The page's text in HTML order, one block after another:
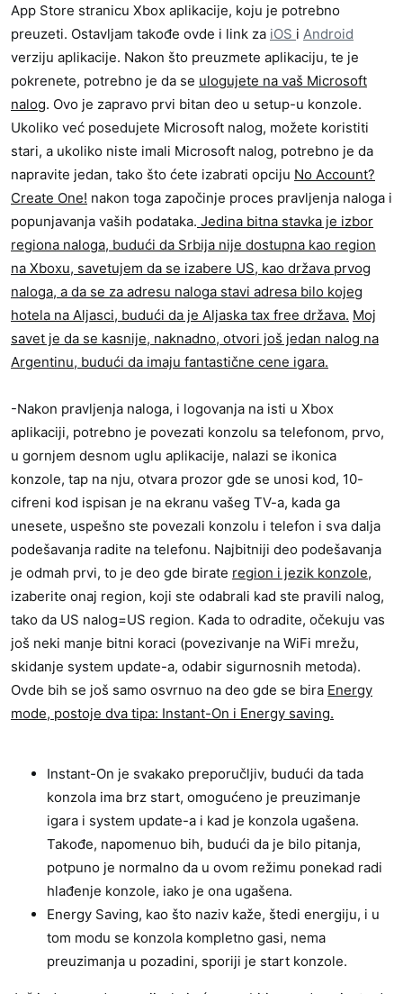
App Store stranicu Xbox aplikacije, koju je potrebno
preuzeti. Ostavljam takođe ovde i link za iOS i Android
verziju aplikacije. Nakon što preuzmete aplikaciju, te je
pokrenete, potrebno je da se ulogujete na vaš Microsoft
nalog. Ovo je zapravo prvi bitan deo u setup-u konzole.
Ukoliko već posedujete Microsoft nalog, možete koristiti
stari, a ukoliko niste imali Microsoft nalog, potrebno je da
napravite jedan, tako što ćete izabrati opciju No Account?
Create One! nakon toga započinje proces pravljenja naloga i
popunjavanja vaših podataka. Jedina bitna stavka je izbor
regiona naloga, budući da Srbija nije dostupna kao region
na Xboxu, savetujem da se izabere US, kao država prvog
naloga, a da se za adresu naloga stavi adresa bilo kojeg
hotela na Aljasci, budući da je Aljaska tax free država. Moj
savet je da se kasnije, naknadno, otvori još jedan nalog na
Argentinu, budući da imaju fantastične cene igara.
-Nakon pravljenja naloga, i logovanja na isti u Xbox
aplikaciji, potrebno je povezati konzolu sa telefonom, prvo,
u gornjem desnom uglu aplikacije, nalazi se ikonica
konzole, tap na nju, otvara prozor gde se unosi kod, 10-
cifreni kod ispisan je na ekranu vašeg TV-a, kada ga
unesete, uspešno ste povezali konzolu i telefon i sva dalja
podešavanja radite na telefonu. Najbitniji deo podešavanja
je odmah prvi, to je deo gde birate region i jezik konzole,
izaberite onaj region, koji ste odabrali kad ste pravili nalog,
tako da US nalog=US region. Kada to odradite, očekuju vas
još neki manje bitni koraci (povezivanje na WiFi mrežu,
skidanje system update-a, odabir sigurnosnih metoda).
Ovde bih se još samo osvrnuo na deo gde se bira Energy
mode, postoje dva tipa: Instant-On i Energy saving.
Instant-On je svakako preporučljiv, budući da tada
konzola ima brz start, omogućeno je preuzimanje
igara i system update-a i kad je konzola ugašena.
Takođe, napomenuo bih, budući da je bilo pitanja,
potpuno je normalno da u ovom režimu ponekad radi
hlađenje konzole, iako je ona ugašena.
Energy Saving, kao što naziv kaže, štedi energiju, i u
tom modu se konzola kompletno gasi, nema
preuzimanja u pozadini, sporiji je start konzole.